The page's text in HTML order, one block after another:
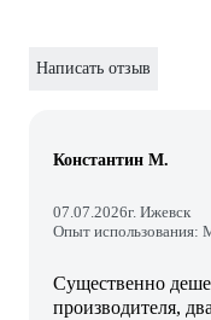
Написать отзыв
Константин М.
07.07.2026г. Ижевск
Опыт использования:
Существенно
производителя,